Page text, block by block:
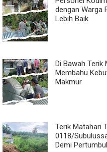
dengan Warga
Lebih Baik
Di Bawah Terik
Membahu
Makmur
Terik Matahari
0118/
Demi